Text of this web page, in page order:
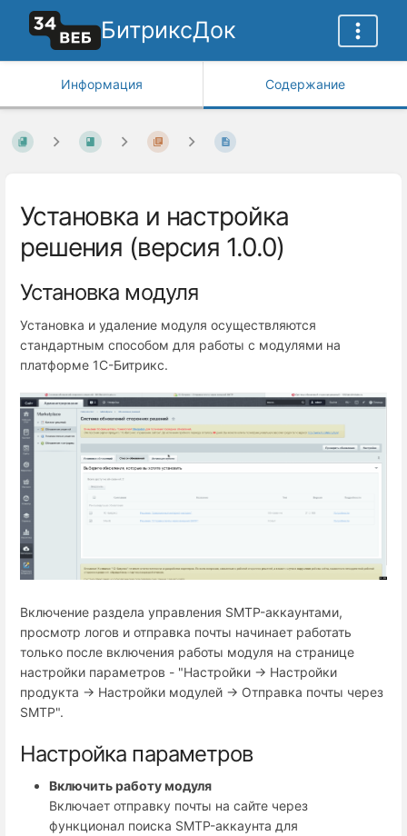
БитриксДок
Информация Содержание
Установка и настройка
решения (версия 1.0.0)
Установка модуля
Установка и удаление модуля осуществляются
стандартным способом для работы с модулями на
платформе 1С-Битрикс.
Включение раздела управления SMTP-аккаунтами,
просмотр логов и отправка почты начинает работать
только после включения работы модуля на странице
настройки параметров - "Настройки → Настройки
продукта → Настройки модулей → Отправка почты через
SMTP".
Настройка параметров
Включить работу модуля
Включает отправку почты на сайте через
функционал поиска SMTP-аккаунта для